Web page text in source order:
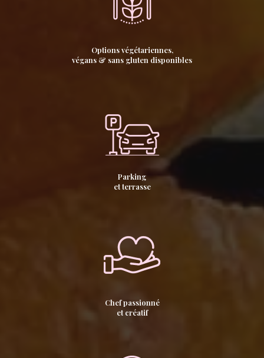
Options végétariennes,
végans & sans gluten disponibles
Parking
et terrasse
Chef passionné
et créatif